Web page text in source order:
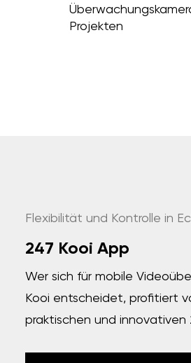
Projekten
Flexibilität und Kontrolle in
247 Kooi App
Wer sich für mobile
Kooi entscheidet, profitiert
praktischen und innovativen